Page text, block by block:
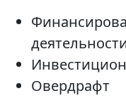
Овердрафт